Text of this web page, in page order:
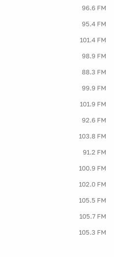
96.6 FM
95.4 FM
101.4 FM
98.9 FM
88.3 FM
99.9 FM
101.9 FM
92.6 FM
103.8 FM
91.2 FM
100.9 FM
102.0 FM
105.5 FM
105.7 FM
105.3 FM